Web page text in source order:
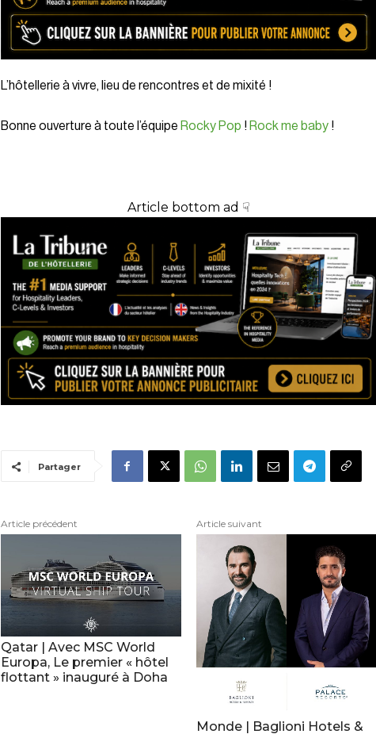
L’hôtellerie à vivre, lieu de rencontres et de mixité !
Bonne ouverture à toute l’équipe Rocky Pop ! Rock me baby!
Article bottom ad ☟
Partager
Article précédent
Qatar | Avec MSC World
Europa, Le premier « hôtel
flottant » inauguré à Doha
Article suivant
Monde | Baglioni Hotels &